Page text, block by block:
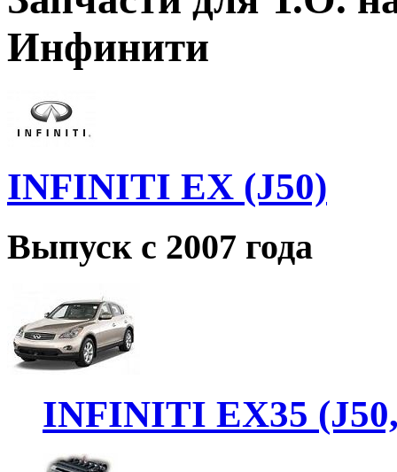
Инфинити
INFINITI EX (J50)
Выпуск с 2007 года
INFINITI EX35